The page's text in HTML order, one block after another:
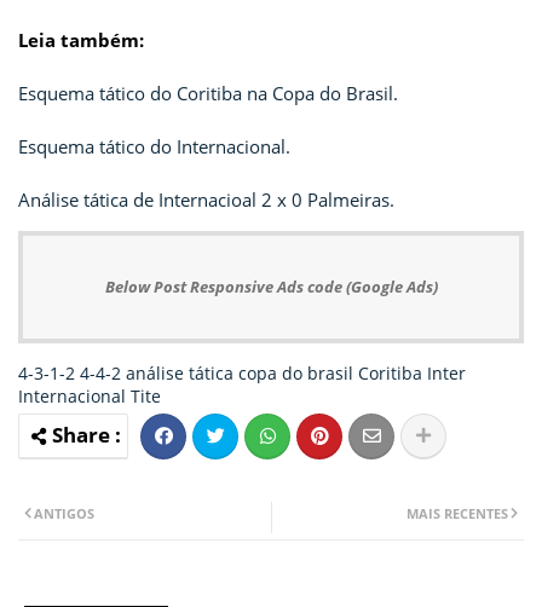
Leia também:
Esquema tático do Coritiba na Copa do Brasil.
Esquema tático do Internacional.
Análise tática de Internacioal 2 x 0 Palmeiras.
Below Post Responsive Ads code (Google Ads)
4-3-1-2 4-4-2 análise tática copa do brasil Coritiba Inter
Internacional Tite
MAIS RECENTES
ANTIGOS